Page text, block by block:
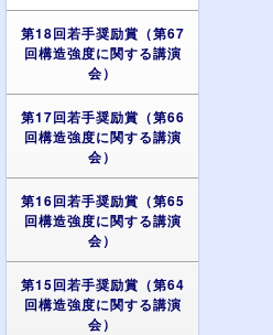
第18回若手奨励賞（第67
回構造強度に関する講演
会）
第17回若手奨励賞（第66
回構造強度に関する講演
会）
第16回若手奨励賞（第65
回構造強度に関する講演
会）
第15回若手奨励賞（第64
回構造強度に関する講演
会）